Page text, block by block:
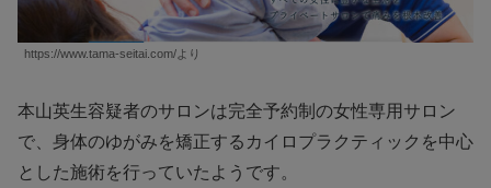
https://www.tama-seitai.com/より
本山英生容疑者のサロンは完全予約制の女性専用サロン
で、身体のゆがみを矯正するカイロプラクティックを中心
とした施術を行っていたようです。